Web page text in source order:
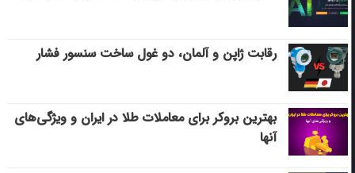
رقابت ژاپن و آلمان، دو غول ساخت سنسور فشار
بهترین بروکر برای معاملات طلا در ایران و ویژگی‌های
آنها